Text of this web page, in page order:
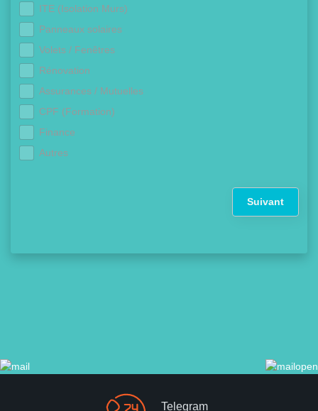
ITE (Isolation Murs)
Panneaux solaires
Volets / Fenêtres
Rénovation
Assurances / Mutuelles
CPF (Formation)
Finance
Autres
Suivant
Telegram